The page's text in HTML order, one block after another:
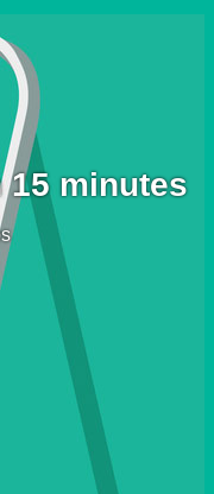
15 minutes